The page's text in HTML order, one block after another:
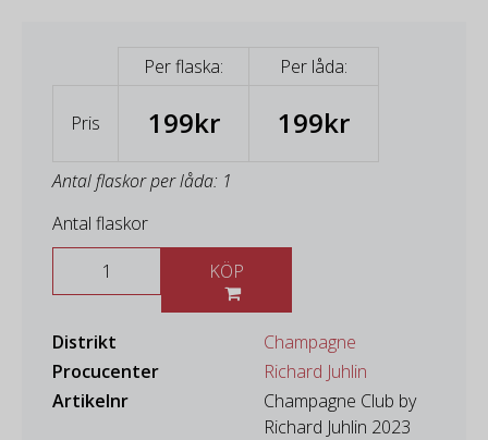
Per flaska: Per låda:
Pris 199kr 199kr
Antal flaskor per låda: 1
Antal flaskor
Distrikt
Champagne
Procucenter
Richard Juhlin
Artikelnr
Champagne Club by
Richard Juhlin 2023